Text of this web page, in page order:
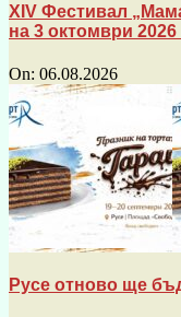
XIV Фестивал
на 3 октомври 2026
On: 06.08.2026
Русе отново ще